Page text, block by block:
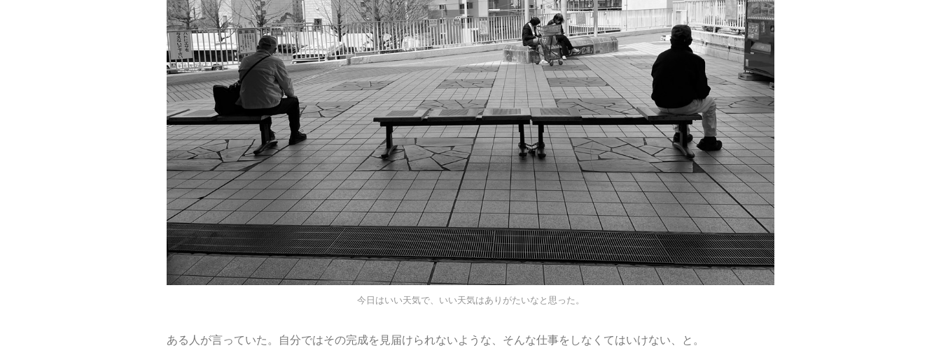
今日はいい天気で、いい天気はありがたいなと思った。
ある人が言っていた。自分ではその完成を見届けられないような、そんな仕事をしなくてはいけない、と。